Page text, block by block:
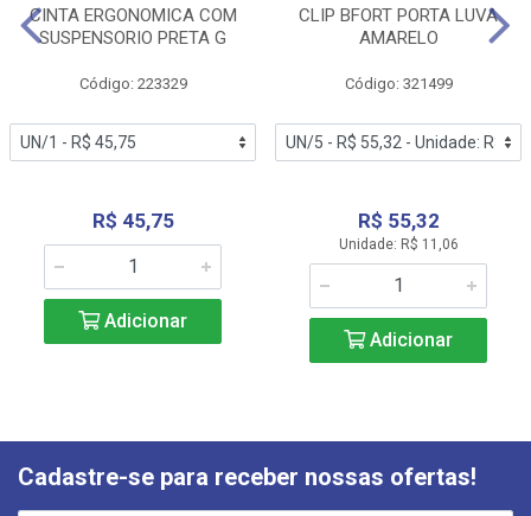
CINTA ERGONOMICA COM
SUSPENSORIO PRETA G
Código: 223329
R$ 45,75
Adicionar
CLIP BFORT PORTA LUVA
AMARELO
Código: 321499
R$ 55,32
Unidade: R$ 11,06
Adicionar
Cadastre-se para receber nossas ofertas!